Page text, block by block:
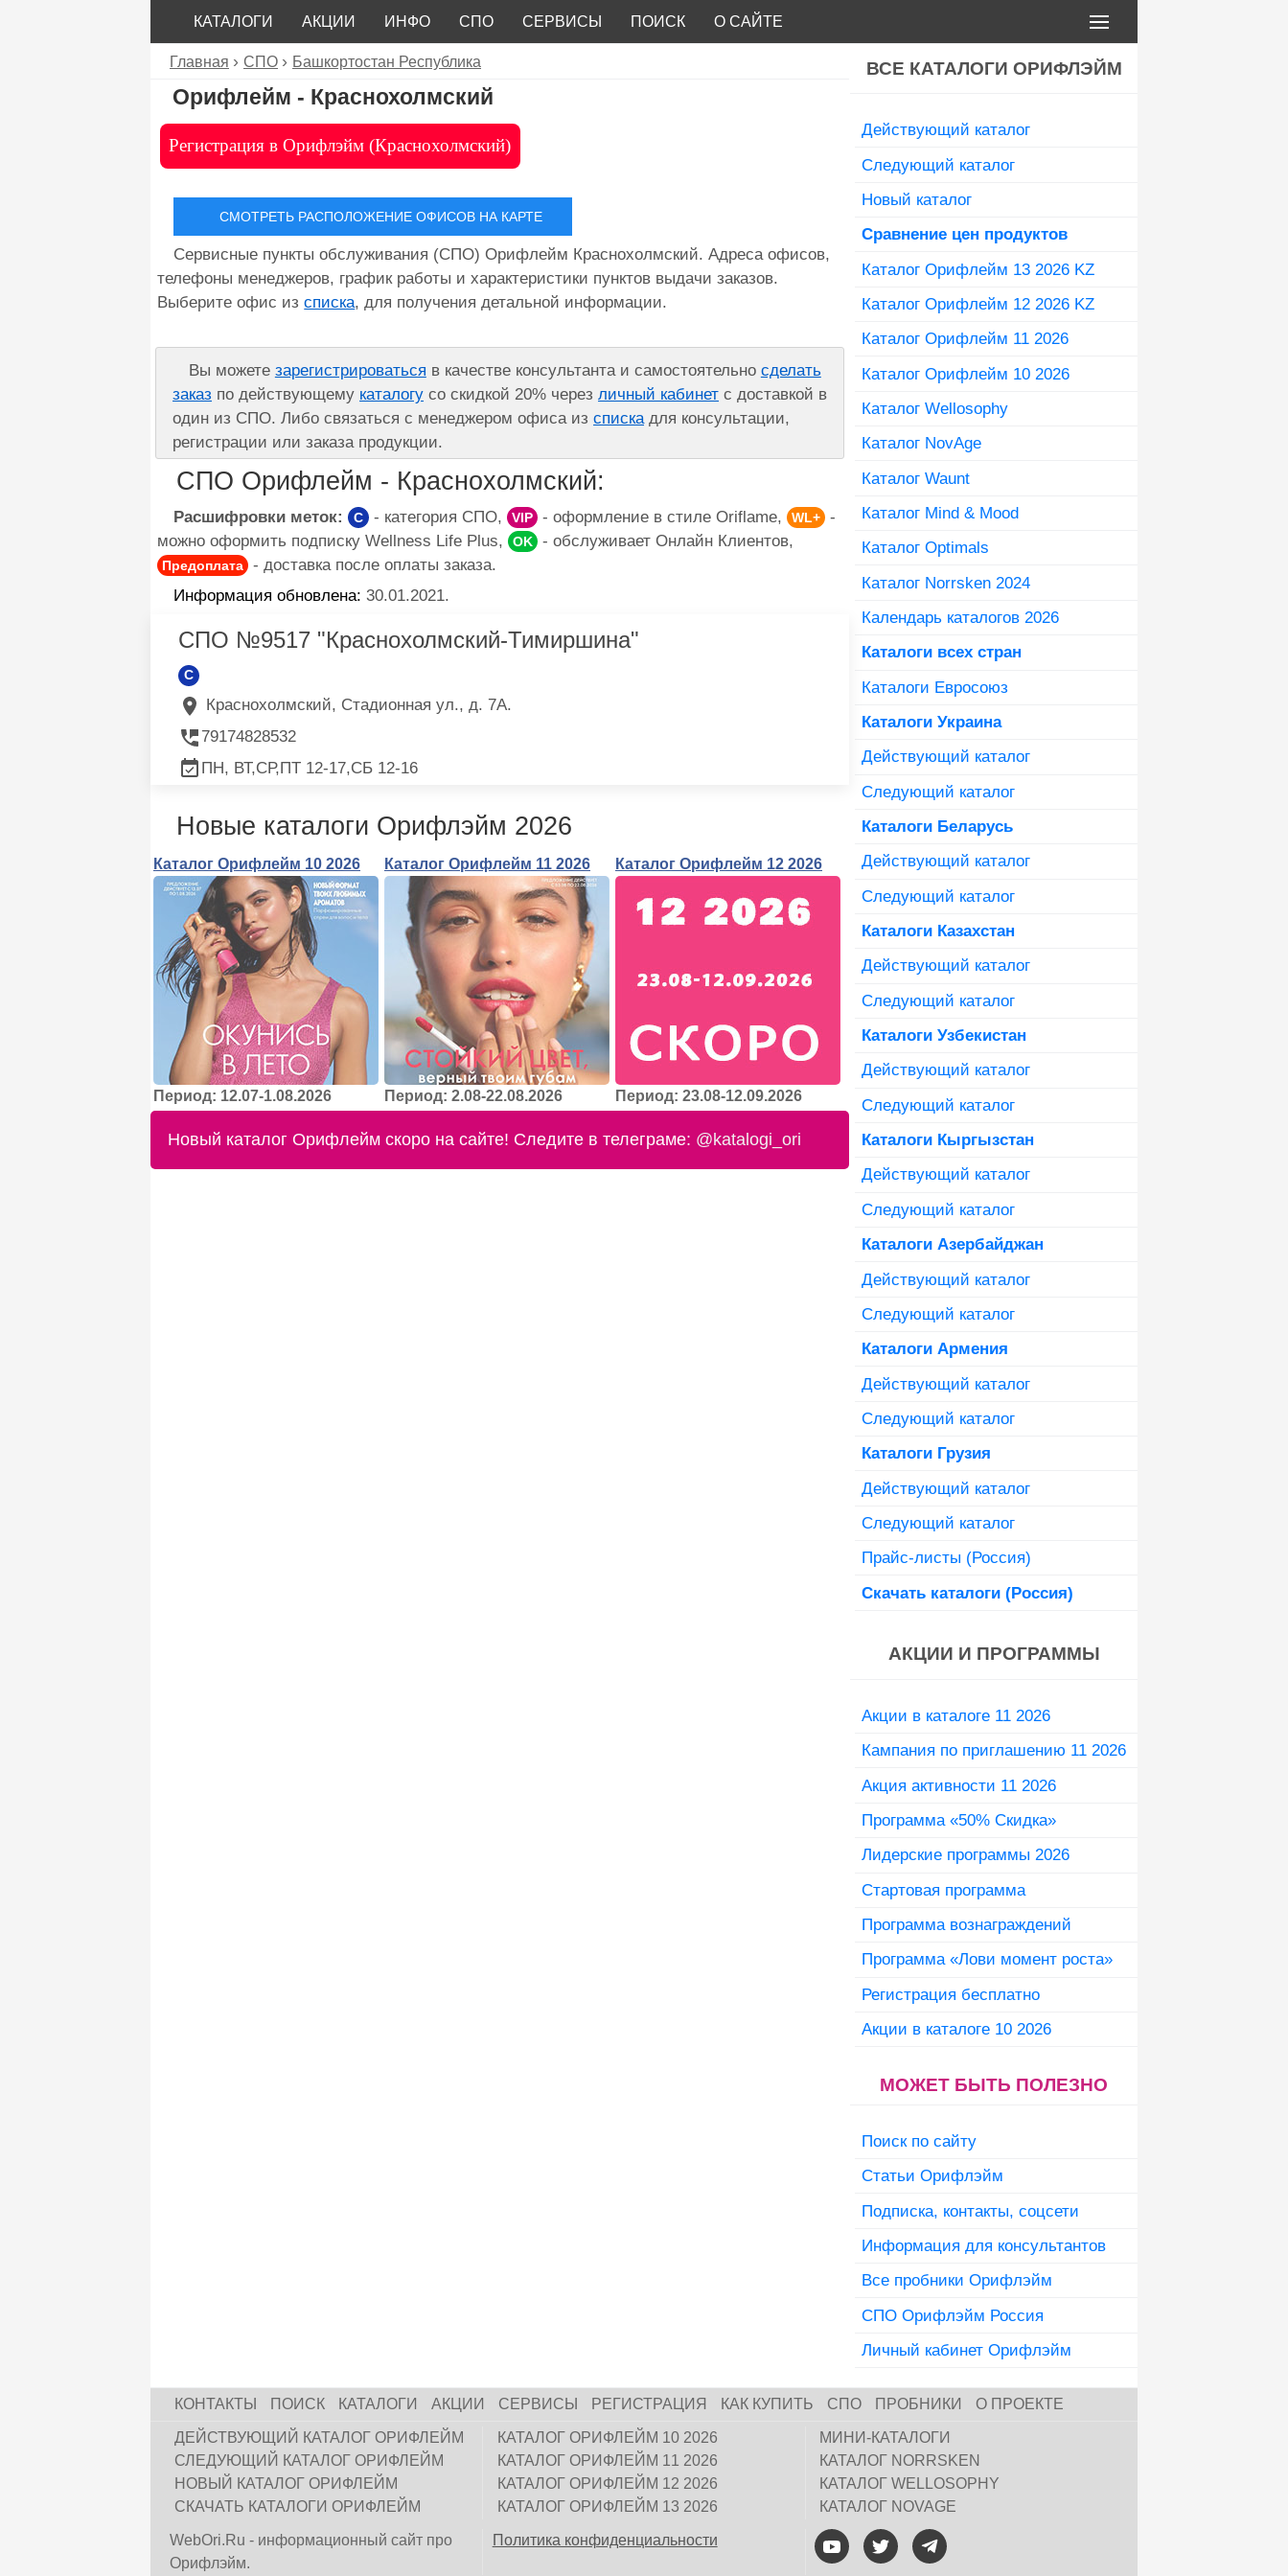
КАТАЛОГИ АКЦИИ ИНФО СПО СЕРВИСЫ ПОИСК О САЙТЕ
Главная СПО Башкортостан Республика
Орифлейм - Краснохолмский
Регистрация в Орифлэйм (Краснохолмский)
СМОТРЕТЬ РАСПОЛОЖЕНИЕ ОФИСОВ НА КАРТЕ
Сервисные пункты обслуживания (СПО) Орифлейм Краснохолмский. Адреса офисов,
телефоны менеджеров, график работы и характеристики пунктов выдачи заказов.
Выберите офис изсписка, для получения детальной информации.
Вы можете зарегистрироваться в качестве консультанта и самостоятельно сделать
заказ по действующему каталогу со скидкой 20% черезличный кабинет с доставкой в
один из СПО. Либо связаться с менеджером офиса изспискадля консультации,
регистрации или заказа продукции.
СПО Орифлейм - Краснохолмский:
Расшифровки меток: C - категория СПО, VIP - оформление в стиле Oriflame, WL+
-
можно оформить подписку Wellness Life Plus, OK - обслуживает Онлайн Клиентов,
Предоплата
- доставка после оплаты заказа.
Информация обновлена: 30.01.2021.
СПО №9517 "Краснохолмский-Тимиршина"
C
Краснохолмский, Стадионная ул., д. 7А.
79174828532
ПН, ВТ,СР,ПТ 12-17,СБ 12-16
Новые каталоги Орифлэйм 2026
Каталог Орифлейм 10 2026
Период: 12.07-1.08.2026
Каталог Орифлейм 11 2026
Период: 2.08-22.08.2026
Каталог Орифлейм 12 2026
Период: 23.08-12.09.2026
Новый каталог Орифлейм скоро на сайте! Следите в телеграме: @katalogi_ori
ВСЕ КАТАЛОГИ ОРИФЛЭЙМ
Действующий каталог
Следующий каталог
Новый каталог
Сравнение цен продуктов
Каталог Орифлейм 13 2026 KZ
Каталог Орифлейм 12 2026 KZ
Каталог Орифлейм 11 2026
Каталог Орифлейм 10 2026
Каталог Wellosophy
Каталог NovAge
Каталог Waunt
Каталог Mind & Mood
Каталог Optimals
Каталог Norrsken 2024
Календарь каталогов 2026
Каталоги всех стран
Каталоги Евросоюз
Каталоги Украина
Действующий каталог
Следующий каталог
Каталоги Беларусь
Действующий каталог
Следующий каталог
Каталоги Казахстан
Действующий каталог
Следующий каталог
Каталоги Узбекистан
Действующий каталог
Следующий каталог
Каталоги Кыргызстан
Действующий каталог
Следующий каталог
Каталоги Азербайджан
Действующий каталог
Следующий каталог
Каталоги Армения
Действующий каталог
Следующий каталог
Каталоги Грузия
Действующий каталог
Следующий каталог
Прайс-листы (Россия)
Скачать каталоги (Россия)
АКЦИИ И ПРОГРАММЫ
Акции в каталоге 11 2026
Кампания по приглашению 11 2026
Акция активности 11 2026
Программа «50% Скидка»
Лидерские программы 2026
Стартовая программа
Программа вознаграждений
Программа «Лови момент роста»
Регистрация бесплатно
Акции в каталоге 10 2026
МОЖЕТ БЫТЬ ПОЛЕЗНО
Поиск по сайту
Статьи Орифлэйм
Подписка, контакты, соцсети
Информация для консультантов
Все пробники Орифлэйм
СПО Орифлэйм Россия
Личный кабинет Орифлэйм
КОНТАКТЫ ПОИСК КАТАЛОГИ АКЦИИ СЕРВИСЫ РЕГИСТРАЦИЯ КАК КУПИТЬ СПО ПРОБНИКИ О ПРОЕКТЕ
ДЕЙСТВУЮЩИЙ КАТАЛОГ ОРИФЛЕЙМ
СЛЕДУЮЩИЙ КАТАЛОГ ОРИФЛЕЙМ
НОВЫЙ КАТАЛОГ ОРИФЛЕЙМ
СКАЧАТЬ КАТАЛОГИ ОРИФЛЕЙМ
КАТАЛОГ ОРИФЛЕЙМ 10 2026
КАТАЛОГ ОРИФЛЕЙМ 11 2026
КАТАЛОГ ОРИФЛЕЙМ 12 2026
КАТАЛОГ ОРИФЛЕЙМ 13 2026
МИНИ-КАТАЛОГИ
КАТАЛОГ NORRSKEN
КАТАЛОГ WELLOSOPHY
КАТАЛОГ NOVAGE
WebOri.Ru - информационный сайт про
Орифлэйм.
Политика конфиденциальности